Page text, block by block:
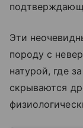
Эти
породу с
натурой, где
скрываются